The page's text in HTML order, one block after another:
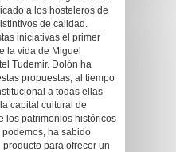
a los hosteleros de
de calidad.
iniciativas el primer
la vida de Miguel
Tudemir. Dolón ha
propuestas, al tiempo
a todas ellas
capital cultural de
los patrimonios históricos
ha sabido
para ofrecer un